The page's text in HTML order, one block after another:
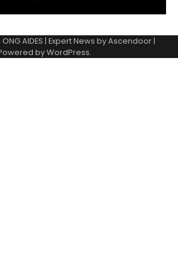
ONG AIDES | Expert News byAscendoor |
byWordPress.